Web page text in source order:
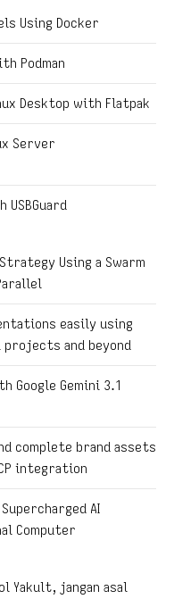
Using Docker
Podman
Desktop with Flatpak
Server
USBGuard
Using a Swarm
easily using
projects and beyond
Google Gemini 3.1
complete brand assets
integration
AI
Computer
Yakult, jangan asal